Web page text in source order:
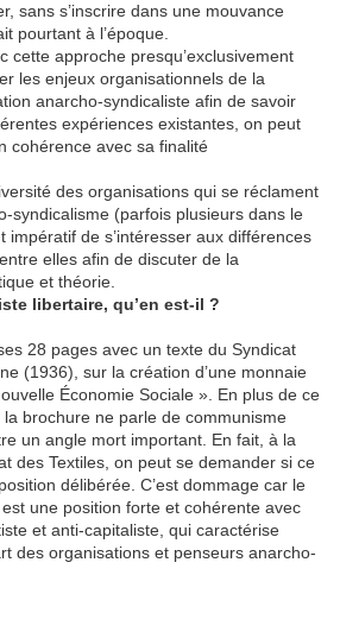
sans s’inscrire dans une mouvance
pourtant à l’époque.
cette approche presqu’exclusivement
les enjeux organisationnels de la
anarcho-syndicaliste afin de savoir
expériences existantes, on peut
cohérence avec sa finalité
des organisations qui se réclament
syndicalisme (parfois plusieurs dans le
impératif de s’intéresser aux différences
elles afin de discuter de la
et théorie.
libertaire, qu’en est-il ?
28 pages avec un texte du Syndicat
(1936), sur la création d’une monnaie
Économie Sociale ». En plus de ce
brochure ne parle de communisme
un angle mort important. En fait, à la
des Textiles, on peut se demander si ce
délibérée. C’est dommage car le
une position forte et cohérente avec
et anti-capitaliste, qui caractérise
des organisations et penseurs anarcho-